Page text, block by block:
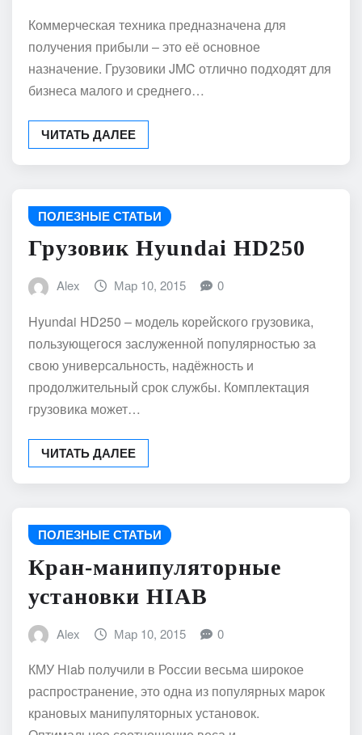
Коммерческая техника предназначена для
получения прибыли – это её основное
назначение. Грузовики JMC отлично подходят для
бизнеса малого и среднего…
ЧИТАТЬ ДАЛЕЕ
ПОЛЕЗНЫЕ СТАТЬИ
Грузовик Hyundai HD250
Alex Мар 10, 2015 0
Hyundai HD250 – модель корейского грузовика,
пользующегося заслуженной популярностью за
свою универсальность, надёжность и
продолжительный срок службы. Комплектация
грузовика может…
ЧИТАТЬ ДАЛЕЕ
ПОЛЕЗНЫЕ СТАТЬИ
Кран-манипуляторные
установки HIAB
Alex Мар 10, 2015 0
КМУ Hiab получили в России весьма широкое
распространение, это одна из популярных марок
крановых манипуляторных установок.